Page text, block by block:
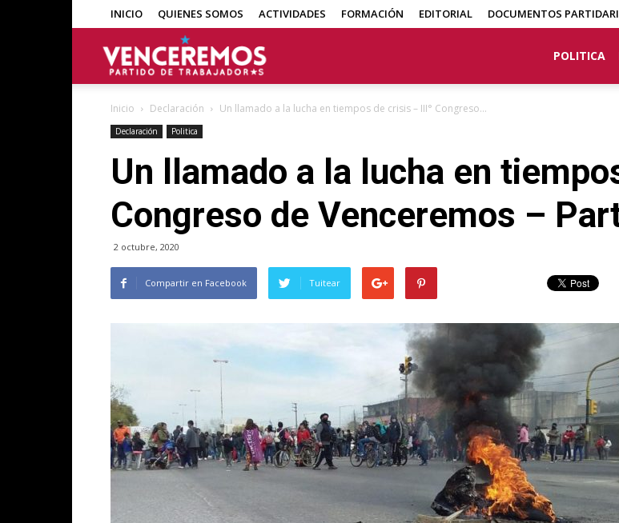
INICIO QUIENES SOMOS ACTIVIDADES FORMACIÓN EDITORIAL DOCUMENTOS
POLITICA
Inicio Declaración Un llamado a la lucha en tiempos de crisis – III° Congreso...
Declaración Politica
Un llamado a la lucha en
Congreso de Venceremos –
2 octubre, 2020
Compartir en Facebook Tuitear